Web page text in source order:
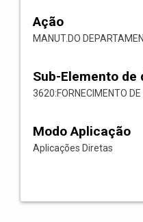
Ação
MANUT.DO
Sub-Elemento de
3620:FORNECIMENTO
Modo Aplicação
Aplicações Diretas